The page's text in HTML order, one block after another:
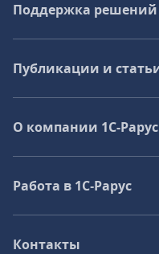
Поддержка решений
Публикации и
О компании 1C-Рарус
Работа в 1С‑Рарус
Контакты